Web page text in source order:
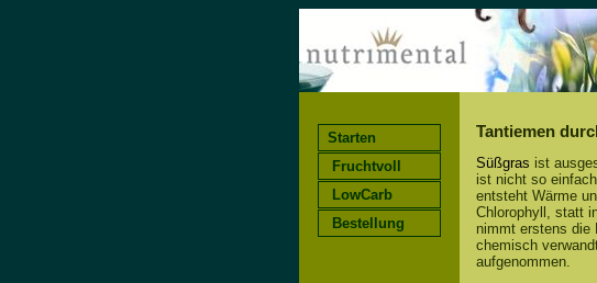
Starten
Fruchtvoll
LowCarb
Bestellung
Tantiemen
Süßgras ist
ist nicht so
entsteht Wärme
Chlorophyll, statt
nimmt erstens die
chemisch
aufgenommen.